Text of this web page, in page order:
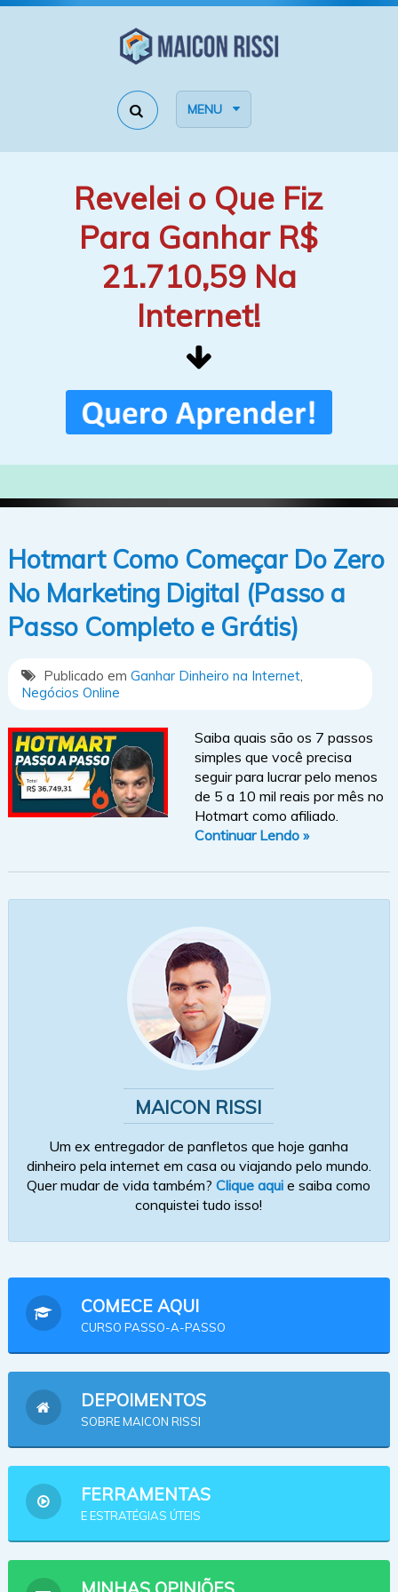
MENU
Revelei o Que Fiz
Para Ganhar R$
21.710,59 Na
Internet!
Hotmart Como Começar Do Zero
No Marketing Digital (Passo a
Passo Completo e Grátis)
Publicado em Ganhar Dinheiro na Internet,
Negócios Online
Saiba quais são os 7 passos
simples que você precisa
seguir para lucrar pelo menos
de 5 a 10 mil reais por mês no
Hotmart como afiliado.
Continuar Lendo »
MAICON RISSI
Um ex entregador de panfletos que hoje ganha
dinheiro pela internet em casa ou viajando pelo mundo.
Quer mudar de vida também?Clique aqui e saiba como
conquistei tudo isso!
COMECE AQUI
CURSO PASSO-A-PASSO
DEPOIMENTOS
SOBRE MAICON RISSI
FERRAMENTAS
E ESTRATÉGIAS ÚTEIS